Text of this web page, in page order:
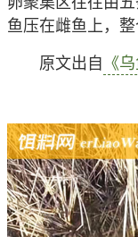
鱼压在雌鱼上，
原文出自 《